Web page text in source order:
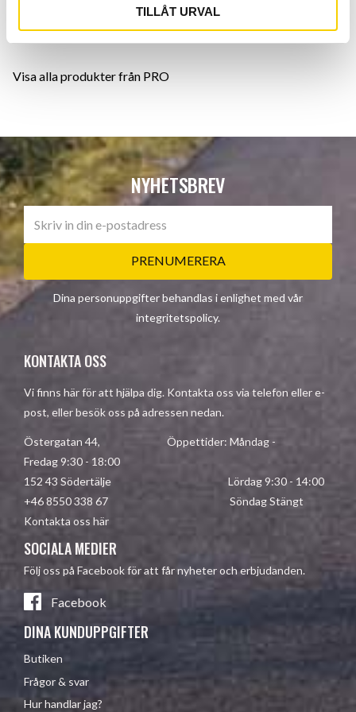
TILLÅT URVAL
Visa alla produkter från PRO
NYHETSBREV
PRENUMERERA
Dina personuppgifter behandlas i enlighet med vår
integritetspolicy.
KONTAKTA OSS
Vi finns här för att hjälpa dig. Kontakta oss via telefon eller e-
post, eller besök oss på adressen nedan.
Östergatan 44, Öppettider: Måndag -
Fredag 9:30 - 18:00
152 43 Södertälje Lördag 9:30 - 14:00
+46 8550 338 67 Söndag Stängt
Kontakta oss här
SOCIALA MEDIER
Följ oss på Facebook för att får nyheter och erbjudanden.
Facebook
DINA KUNDUPPGIFTER
Butiken
Frågor & svar
Hur handlar jag?